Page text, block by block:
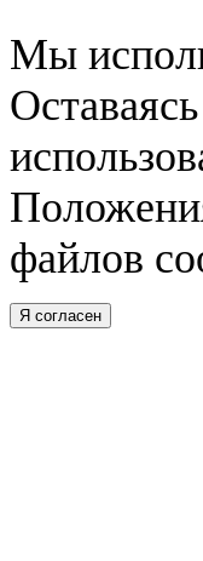
Мы
файлов
Я согласен